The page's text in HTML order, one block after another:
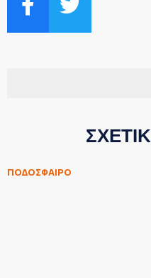
ΠΟΔΟΣΦΑΙΡΟ